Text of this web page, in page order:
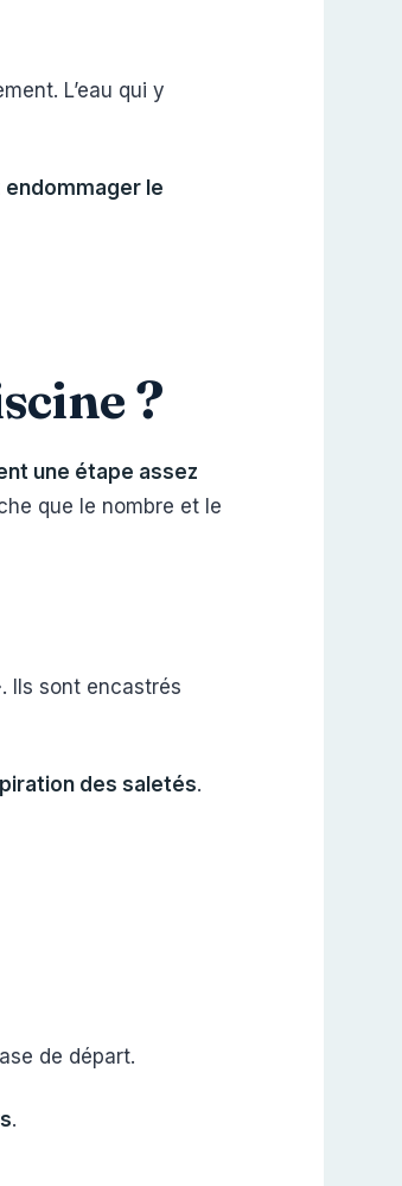
L’eau qui y
endommager le
?
une étape assez
que le nombre et le
Ils sont encastrés
des saletés.
de départ.
.